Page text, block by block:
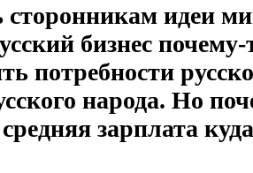
сторонникам идеи
бизнес
потребности
народа. Но
зарплата